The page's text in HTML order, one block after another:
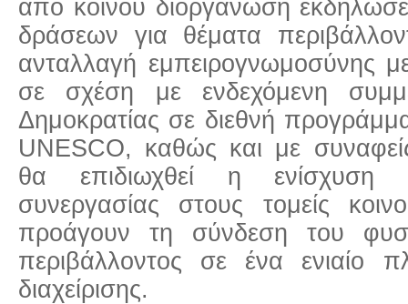
από κοινού διοργάνωση
δράσεων για θέματα
ανταλλαγή εμπειρογνωμοσύνης
σε σχέση με ενδεχόμενη
Δημοκρατίας σε διεθνή
UNESCO, καθώς και με
θα επιδιωχθεί η ενίσχυση
συνεργασίας στους τομείς
προάγουν τη σύνδεση του
περιβάλλοντος σε ένα ενιαίο
διαχείρισης.